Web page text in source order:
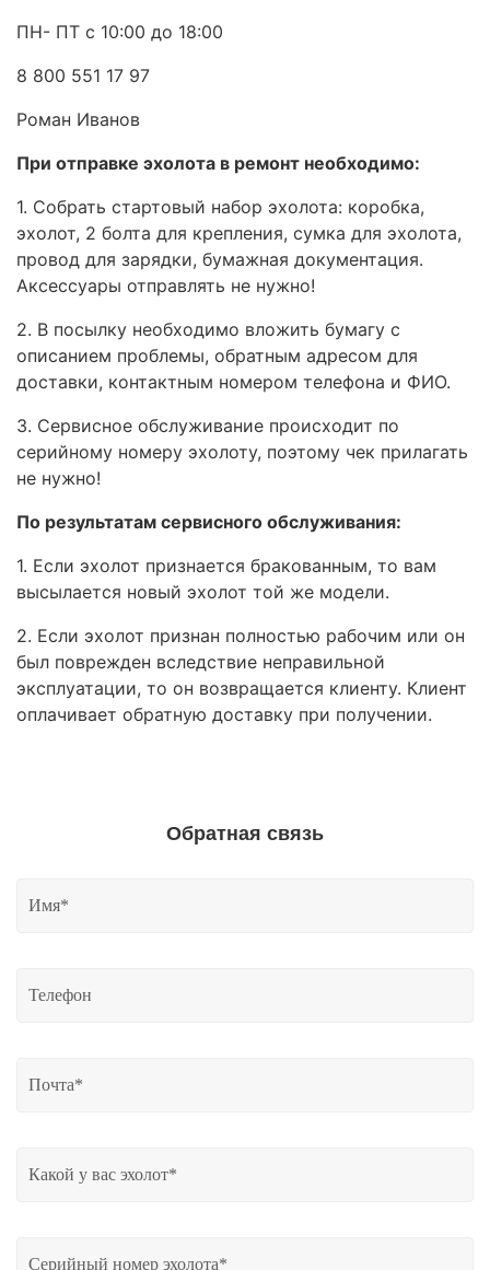
ПН- ПТ с 10:00 до 18:00
8 800 551 17 97
Роман Иванов
При отправке эхолота в ремонт необходимо:
1. Собрать стартовый набор эхолота: коробка,
эхолот, 2 болта для крепления, сумка для эхолота,
провод для зарядки, бумажная документация.
Аксессуары отправлять не нужно!
2. В посылку необходимо вложить бумагу с
описанием проблемы, обратным адресом для
доставки, контактным номером телефона и ФИО.
3. Сервисное обслуживание происходит по
серийному номеру эхолоту, поэтому чек прилагать
не нужно!
По результатам сервисного обслуживания:
1. Если эхолот признается бракованным, то вам
высылается новый эхолот той же модели.
2. Если эхолот признан полностью рабочим или он
был поврежден вследствие неправильной
эксплуатации, то он возвращается клиенту. Клиент
оплачивает обратную доставку при получении.
Обратная связь